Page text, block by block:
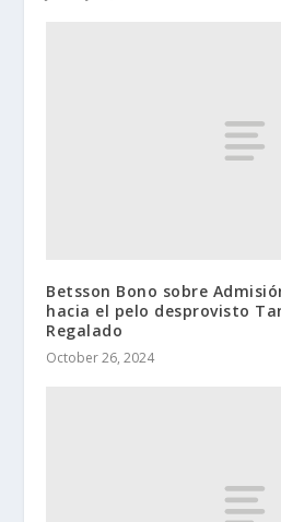
Betsson Bono sobre
hacia el pelo desprovisto
Regalado
October 26, 2024